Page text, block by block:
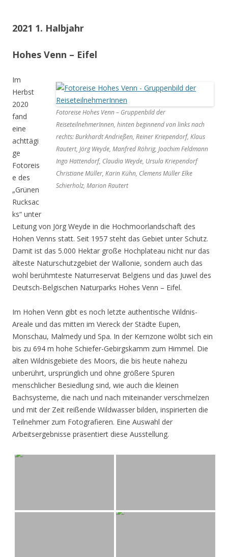
2021 1. Halbjahr
Hohes Venn – Eifel
Fotoreise Hohes Venn – Gruppenbild der
ReiseteilnehmerInnen, hinten beginnend von links nach
rechts: Burkhardt Andrießen, Reiner Kriependorf, Klaus
Rautert, Jörg Weyde, Manfred Röhrig, Joachim Feldmann
Ingo Hattendorf, Claudia Weyde, Ursula Kriependorf
Christiane Müller, Karin Kühn, Clemens Müller Elke
Schierholz, Marion Rautert
Im
Herbst
2020
fand
eine
achttägi
ge
Fotoreis
e des
„Grünen
Rucksac
ks“ unter
Leitung von Jörg Weyde in die Hochmoorlandschaft des
Hohen Venns statt. Seit 1957 steht das Gebiet unter Schutz.
Damit ist das 5.000 Hektar große Hochplateau nicht nur das
älteste Naturschutzgebiet der Wallonie, sondern auch das
wohl berühmteste Naturreservat Belgiens und das Juwel des
Deutsch-Belgischen Naturparks Hohes Venn – Eifel.
Im Hohen Venn gibt es noch letzte authentische Wildnis-
Areale und das mitten im Viereck der Städte Eupen,
Monschau, Malmedy und Spa. In der Kernzone wölbt sich ein
bis zu 694 m hohe Schiefer-Gebirgskamm zum Himmel. Die
alten Wildnisgebiete des Moors, die bis heute nahezu
unberührt, ursprünglich und ohne größere Spuren
menschlicher Besiedlung sind, wie auch die kleinen
Bachsysteme, die nach und nach miteinander verschmelzen
und mit der Zeit reißende Wildwasser bilden, inspirierten die
Teilnehmer zum Fotografieren. Eine Auswahl der
Arbeitsergebnisse präsentiert diese Ausstellung.